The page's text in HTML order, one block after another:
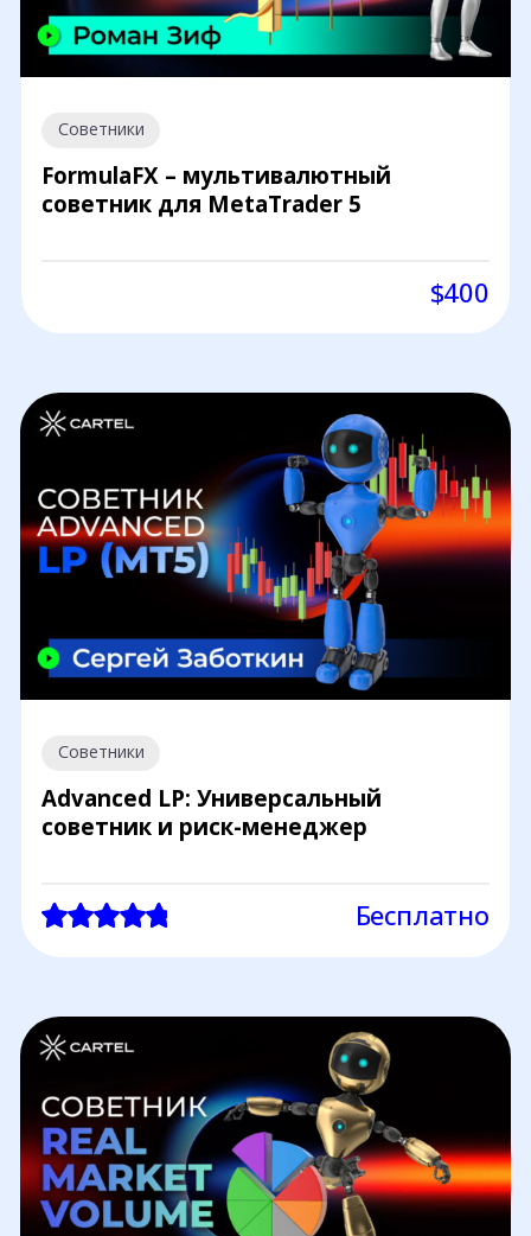
Советники
FormulaFX – мультивалютный
советник для MetaTrader 5
$400
Советники
Advanced LP: Универсальный
советник и риск-менеджер
Бесплатно